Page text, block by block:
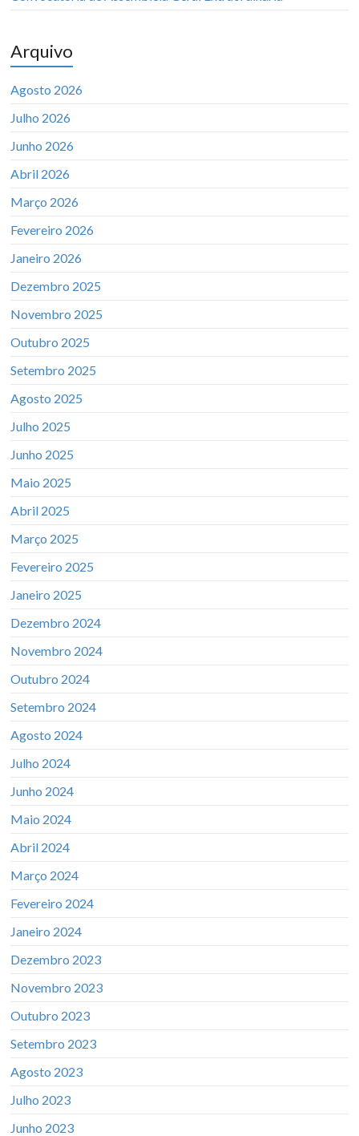
Arquivo
Agosto 2026
Julho 2026
Junho 2026
Abril 2026
Março 2026
Fevereiro 2026
Janeiro 2026
Dezembro 2025
Novembro 2025
Outubro 2025
Setembro 2025
Agosto 2025
Julho 2025
Junho 2025
Maio 2025
Abril 2025
Março 2025
Fevereiro 2025
Janeiro 2025
Dezembro 2024
Novembro 2024
Outubro 2024
Setembro 2024
Agosto 2024
Julho 2024
Junho 2024
Maio 2024
Abril 2024
Março 2024
Fevereiro 2024
Janeiro 2024
Dezembro 2023
Novembro 2023
Outubro 2023
Setembro 2023
Agosto 2023
Julho 2023
Junho 2023